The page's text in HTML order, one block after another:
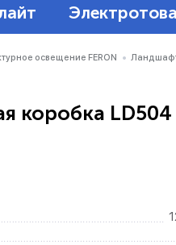
Светодиодные
Акцентное
Ленты
Датчики
Гирлянды белт-
освещение FERON
коробка LD504